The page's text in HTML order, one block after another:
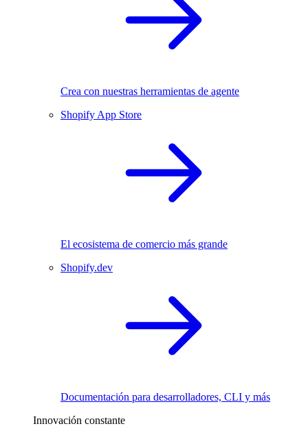
Crea con nuestras herramientas de agente
Shopify App Store
El ecosistema de comercio más grande
Shopify.dev
Documentación para desarrolladores, CLI y más
Innovación constante